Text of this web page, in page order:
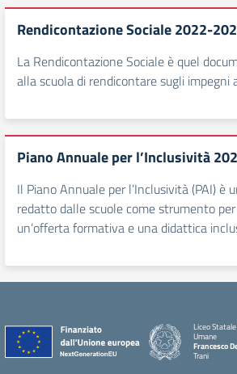
Rendicontazione Sociale 2022-
La Rendicontazione Sociale è quel
alla scuola di rendicontare sugli impegni
Piano Annuale per l’Inclusività
Il Piano Annuale per l’Inclusività (PAI) è
redatto dalle scuole come strumento
un’offerta formativa e una didattica
Liceo
Umane
Francesco
Trani